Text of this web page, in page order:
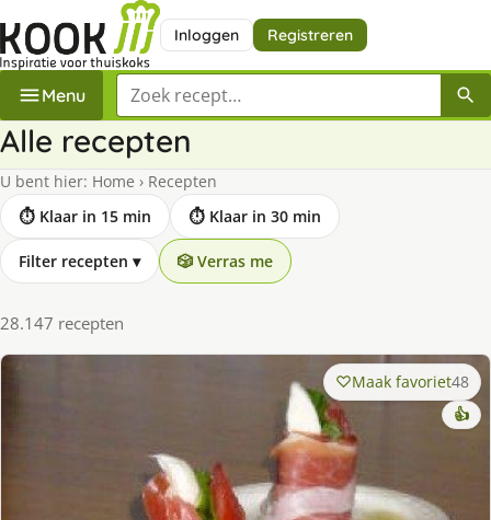
Inloggen Registreren
Menu Zoek een recept
Alle recepten
U bent hier: Home › Recepten
⏱ Klaar in 15 min
⏱ Klaar in 30 min
Filter recepten ▾ 🎲 Verras me
28.147 recepten
Maak favoriet48
👍